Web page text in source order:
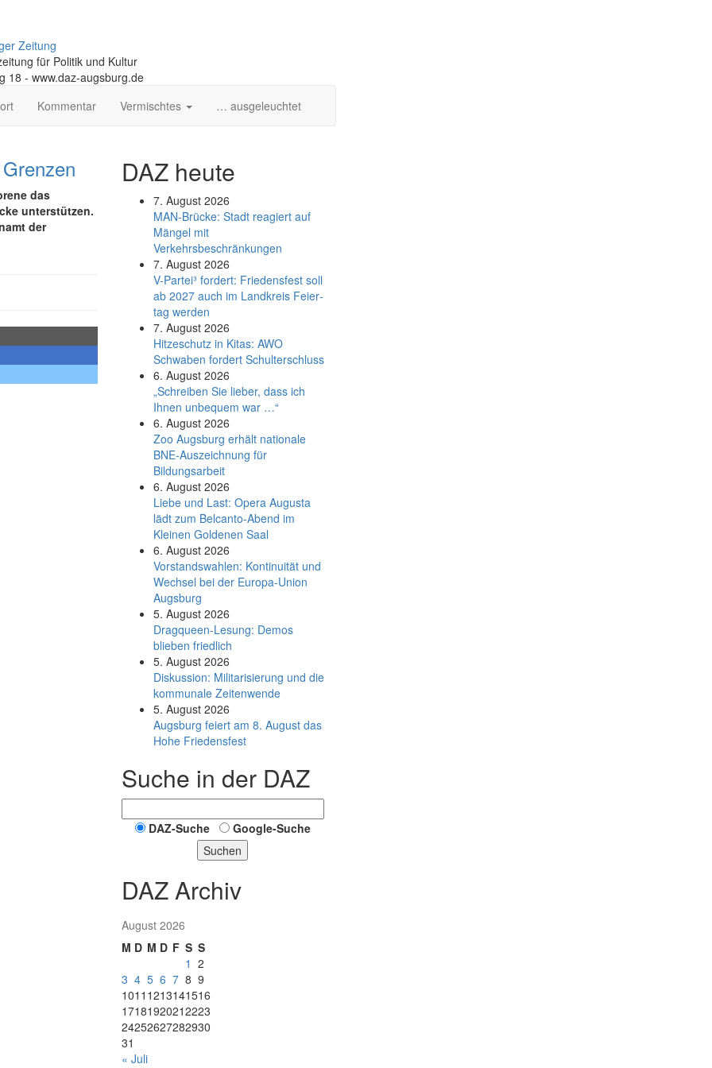
Zeitung
für Politik und Kultur
18 - www.daz-augsburg.de
Kommentar Vermischtes … ausgeleuchtet
das
unterstützen.
der
DAZ heute
7. August 2026
MAN-Brücke: Stadt reagiert auf
Mängel mit
Verkehrsbeschränkungen
7. August 2026
V-Partei­³ fordert: Friedens­fest soll
ab 2027 auch im Land­kreis Feier­
tag werden
7. August 2026
Hitzeschutz in Kitas: AWO
Schwaben fordert Schulterschluss
6. August 2026
„Schreiben Sie lieber, dass ich
Ihnen unbequem war …“
6. August 2026
Zoo Augsburg erhält nationale
BNE-Auszeichnung für
Bildungsarbeit
6. August 2026
Liebe und Last: Opera Augusta
lädt zum Belcanto-Abend im
Kleinen Goldenen Saal
6. August 2026
Vorstandswahlen: Kontinuität und
Wechsel bei der Europa-Union
Augsburg
5. August 2026
Dragqueen-Lesung: Demos
blieben friedlich
5. August 2026
Diskussion: Mi­li­ta­ri­sie­rung und die
kommunale Zeitenwende
5. August 2026
Augsburg feiert am 8. August das
Hohe Friedensfest
Suche in der DAZ
DAZ-Suche
Google-Suche
Suchen
DAZ Archiv
August 2026
M D M D F S S
1 2
3 4 5 6 7 8 9
1011 1213141516
17181920212223
24252627282930
31
« Juli